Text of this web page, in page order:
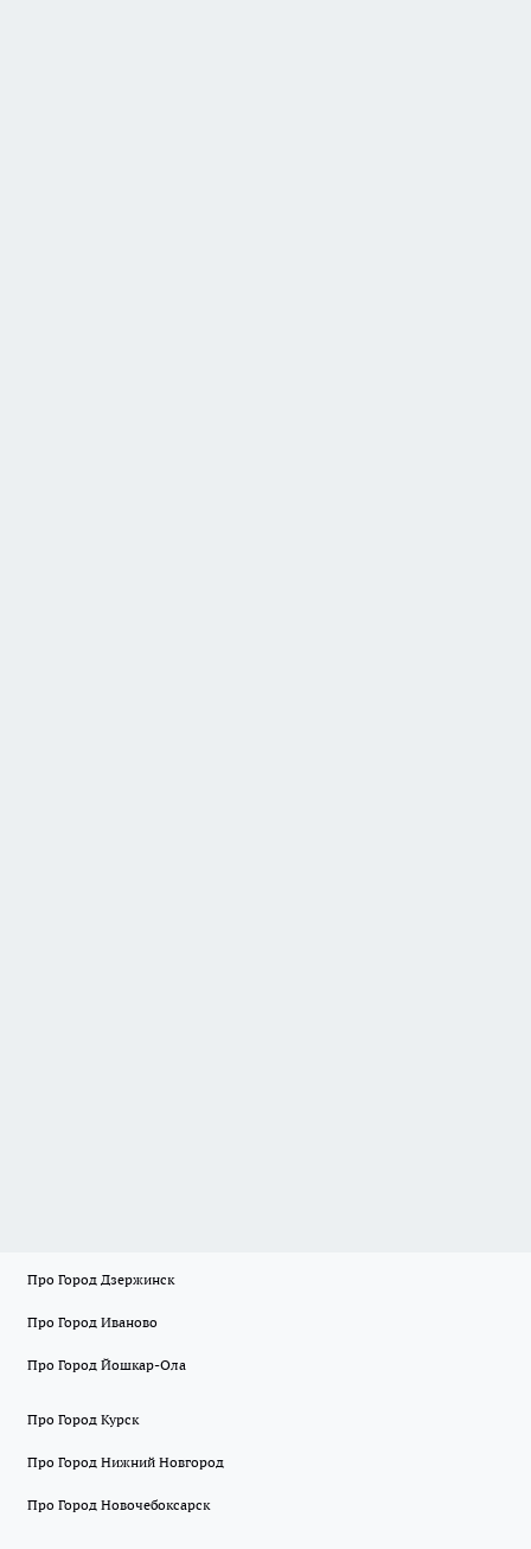
Про Город Дзержинск
Про Город Иваново
Про Город Йошкар-Ола
Про Город Курск
Про Город Нижний Новгород
Про Город Новочебоксарск